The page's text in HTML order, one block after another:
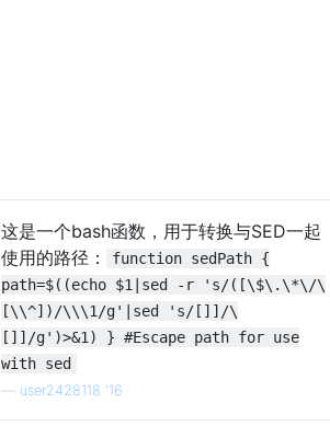
这是一个bash函数，用于转换与SED一起
使用的路径：
function sedPath {
path=$((echo $1|sed -r 's/([\$\.\*\/\
[\\^])/\\\1/g'|sed 's/[]]/\
[]]/g')>&1) } #Escape path for use
with sed
user2428118 '16